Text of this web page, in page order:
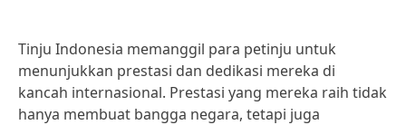
Tinju Indonesia memanggil para petinju untuk
menunjukkan prestasi dan dedikasi mereka di
kancah internasional. Prestasi yang mereka raih tidak
hanya membuat bangga negara, tetapi juga